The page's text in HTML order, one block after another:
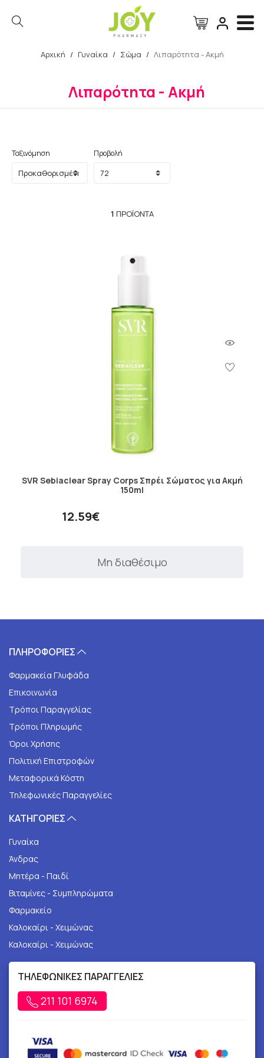
Αρχική / Γυναίκα / Σώμα / Λιπαρότητα - Ακμή
Λιπαρότητα - Ακμή
Ταξινόμηση Προβολή
1 ΠΡΟΪΌΝΤΑ
SVR Sebiaclear Spray Corps Σπρέι Σώματος για Ακμή
150ml
12.59€
Μη διαθέσιμο
ΠΛΗΡΟΦΟΡΙΕΣ
Φαρμακεία Γλυφάδα
Επικοινωνία
Τρόποι Παραγγελίας
Τρόποι Πληρωμής
Όροι Χρήσης
Πολιτική Επιστροφών
Μεταφορικά Κόστη
Τηλεφωνικές Παραγγελίες
ΚΑΤΗΓΟΡΙΕΣ
Γυναίκα
Άνδρας
Μητέρα - Παιδί
Βιταμίνες - Συμπληρώματα
Φαρμακείο
Καλοκαίρι - Χειμώνας
Καλοκαίρι - Χειμώνας
ΤΗΛΕΦΩΝΙΚΕΣ ΠΑΡΑΓΓΕΛΙΕΣ
211 101 6974